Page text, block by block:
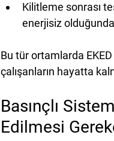
Kilitleme sonrası
enerjisiz
Bu tür ortamlarda
çalışanların hayatta
Basınçlı
Edilmesi